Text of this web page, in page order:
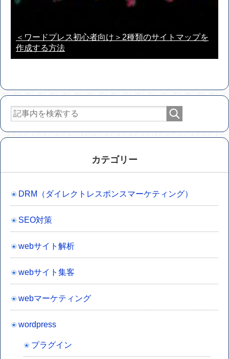
＜ワードプレス初心者向け＞2種類のサイトマップを
作成する方法
カテゴリー
DRM（ダイレクトレスポンスマーケティング）
SEO対策
webサイト解析
webサイト集客
webマーケティング
wordpress
プラグイン